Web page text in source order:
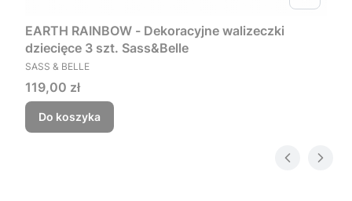
EARTH RAINBOW - Dekoracyjne walizeczki
dziecięce 3 szt. Sass&Belle
PRODUCENT
SASS & BELLE
Cena
119,00 zł
Do koszyka